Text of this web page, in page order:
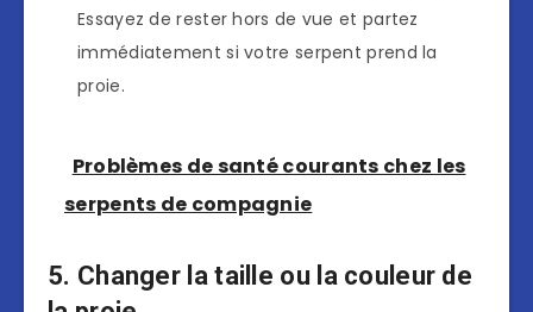
Essayez de rester hors de vue et partez
immédiatement si votre serpent prend la
proie.
Problèmes de santé courants chez les
serpents de compagnie
5. Changer la taille ou la couleur de